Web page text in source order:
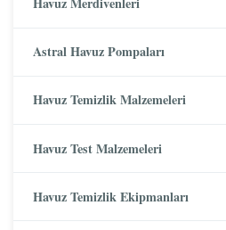
Astral Havuz Pompaları
Havuz Temizlik Malzemeleri
Havuz Test Malzemeleri
Havuz Temizlik Ekipmanları